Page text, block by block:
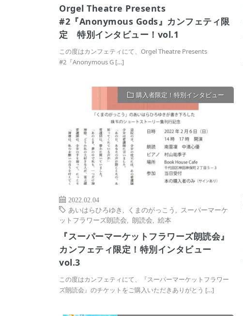
Orgel Theatre Presents
#2『Anonymous Gods』カンフェティ限
定 特別インタビュー！vol.1
この度はカンフェティにて、Orgel Theatre Presents
#2『Anonymous G […]
購入者限定！特別インタビュー
2022.02.04
あいはらひろゆき
くまのがっこう
スーパーマーケ
ットフラワーズ朗読会
朗読会 絵本
『スーパーマーケットフラワーズ朗読会』
カンフェティ限定！特別インタビュー
vol.3
この度はカンフェティにて、『スーパーマーケットフラワー
ズ朗読会』のチケットをご購入いただきありがとう […]